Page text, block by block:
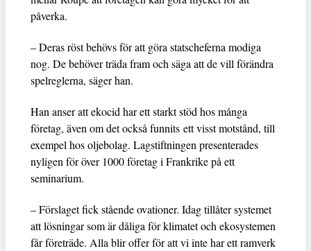
påverka.
– Deras röst behövs för att göra statscheferna modiga
nog. De behöver träda fram och säga att de vill förändra
spelreglerna, säger han.
Han anser att ekocid har ett starkt stöd hos många
företag, även om det också funnits ett visst motstånd, till
exempel hos oljebolag. Lagstiftningen presenterades
nyligen för över 1000 företag i Frankrike på ett
seminarium.
– Förslaget fick stående ovationer. Idag tillåter systemet
att lösningar som är dåliga för klimatet och ekosystemen
får företräde. Alla blir offer för att vi inte har ett ramverk